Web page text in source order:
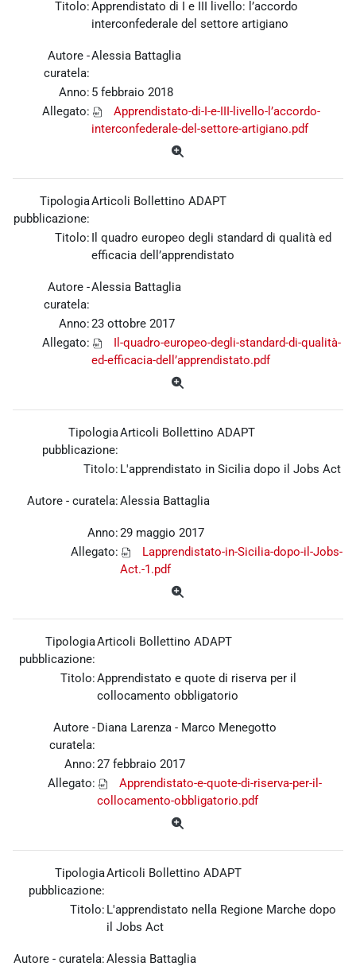
Titolo:Apprendistato di I e III livello: l’accordo
interconfederale del settore artigiano
Autore -
curatela:
Alessia Battaglia
Anno: 5 febbraio 2018
Allegato:
Apprendistato-di-I-e-III-livello-l’accordo-
interconfederale-del-settore-artigiano.pdf
Tipologia
pubblicazione:
Articoli Bollettino ADAPT
Titolo: Il quadro europeo degli standard di qualità ed
efficacia dell’apprendistato
Autore -
curatela:
Alessia Battaglia
Anno:23 ottobre 2017
Allegato:
Il-quadro-europeo-degli-standard-di-qualità-
ed-efficacia-dell’apprendistato.pdf
Tipologia
pubblicazione:
Articoli Bollettino ADAPT
Titolo: L'apprendistato in Sicilia dopo il Jobs Act
Autore - curatela:Alessia Battaglia
Anno:29 maggio 2017
Allegato:
Lapprendistato-in-Sicilia-dopo-il-Jobs-
Act.-1.pdf
Tipologia
pubblicazione:
Articoli Bollettino ADAPT
Titolo:Apprendistato e quote di riserva per il
collocamento obbligatorio
Autore -
curatela:
Diana Larenza - Marco Menegotto
Anno:27 febbraio 2017
Allegato:
Apprendistato-e-quote-di-riserva-per-il-
collocamento-obbligatorio.pdf
Tipologia
pubblicazione:
Articoli Bollettino ADAPT
Titolo: L'apprendistato nella Regione Marche dopo
il Jobs Act
Autore - curatela:Alessia Battaglia